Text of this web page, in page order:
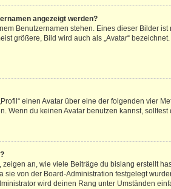
angezeigt werden?
Benutzernamen stehen. Eines dieser Bilder
größere, Bild wird auch als „Avatar“
einen Avatar über eine der folgenden vier
Wenn du keinen Avatar benutzen kannst,
an, wie viele Beiträge du bislang erstellt
sie von der Board-Administration festgelegt
wird deinen Rang unter Umständen